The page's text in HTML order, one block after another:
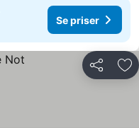
Se priser
Dela